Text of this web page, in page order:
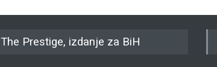
The Prestige, izdanje za BiH